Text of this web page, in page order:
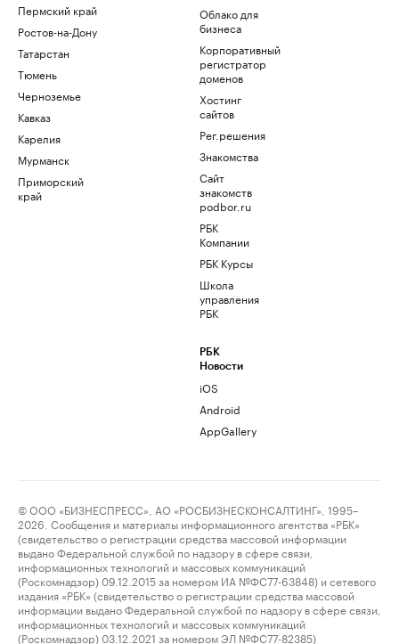
Пермский край
Ростов-на-Дону
Татарстан
Тюмень
Черноземье
Кавказ
Карелия
Мурманск
Приморский
край
Облако для
бизнеса
Корпоративный
регистратор
доменов
Хостинг
сайтов
Рег.решения
Знакомства
Сайт
знакомств
podbor.ru
РБК
Компании
РБК Курсы
Школа
управления
РБК
РБК
Новости
iOS
Android
AppGallery
© ООО «БИЗНЕСПРЕСС», АО «РОСБИЗНЕСКОНСАЛТИНГ», 1995–
2026. Сообщения и материалы информационного агентства «РБК»
(свидетельство о регистрации средства массовой информации
выдано Федеральной службой по надзору в сфере связи,
информационных технологий и массовых коммуникаций
(Роскомнадзор) 09.12.2015 за номером ИА №ФС77-63848) и сетевого
издания «РБК» (свидетельство о регистрации средства массовой
информации выдано Федеральной службой по надзору в сфере связи,
информационных технологий и массовых коммуникаций
(Роскомнадзор) 03.12.2021 за номером ЭЛ №ФС77-82385)